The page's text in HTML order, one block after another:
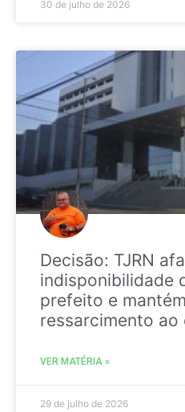
30 de julho de 2026
Decisão: TJRN
indisponibilidade
prefeito e
ressarcimento ao
VER MATÉRIA »
29 de julho de 2026